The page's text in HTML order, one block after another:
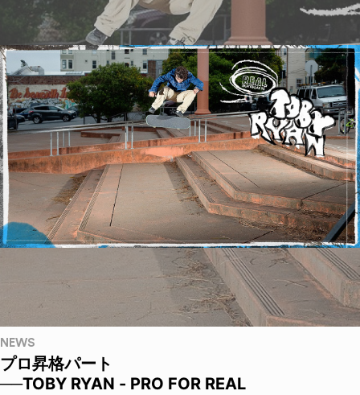
NEWS
プロ昇格パート
──TOBY RYAN - PRO FOR REAL